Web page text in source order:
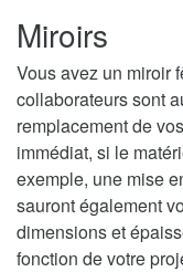
Miroirs
Vous avez un miroir
collaborateurs sont
remplacement de
immédiat, si le
exemple, une mise
sauront également
dimensions et
fonction de votre